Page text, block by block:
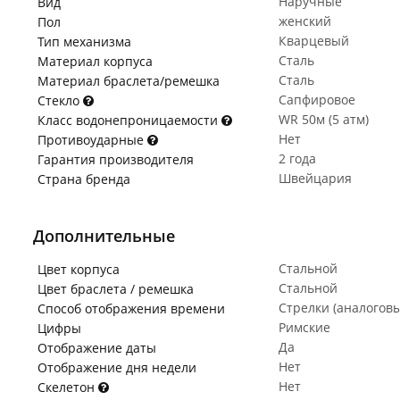
Пол
женский
Тип механизма
Кварцевый
Материал корпуса
Сталь
Материал браслета/ремешка
Сталь
Стекло
Сапфировое
Класс водонепроницаемости
WR 50м (5 атм)
Противоударные
Нет
Гарантия производителя
2 года
Страна бренда
Швейцария
Дополнительные
Цвет корпуса
Стальной
Цвет браслета / ремешка
Стальной
Способ отображения времени
Стрелки
Цифры
Римские
Отображение даты
Да
Отображение дня недели
Нет
Скелетон
Нет